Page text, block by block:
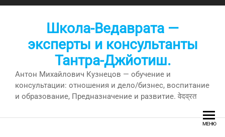
Перейти
Школа-Ведаврата —
эксперты и консультанты
Тантра-Джйотиш.
Антон Михайлович Кузнецов — обучение и
консультации: отношения и дело/бизнес, воспитание
и образование, Предназначение и развитие. वेदव्रत
МЕНЮ